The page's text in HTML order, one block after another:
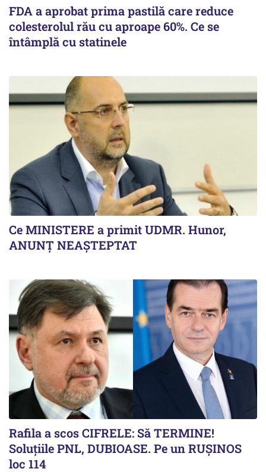
FDA a aprobat prima pastilă care reduce
colesterolul rău cu aproape 60%. Ce se
întâmplă cu statinele
Ce MINISTERE a primit UDMR. Hunor,
ANUNȚ NEAȘTEPTAT
Rafila a scos CIFRELE: Să TERMINE!
Soluțiile PNL, DUBIOASE. Pe un RUȘINOS
loc 114